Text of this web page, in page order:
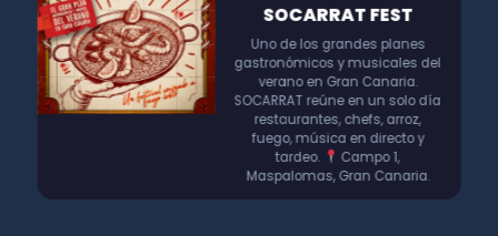
SOCARRAT FEST
Uno de los grandes planes
gastronómicos y musicales del
verano en Gran Canaria.
SOCARRAT reúne en un solo día
restaurantes, chefs, arroz,
fuego, música en directo y
tardeo.
Campo 1,
Maspalomas, Gran Canaria.